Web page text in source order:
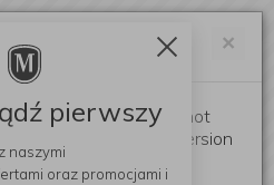
×
browser language is not
switch to the English version
pierwszy
naszymi
oraz promocjami i